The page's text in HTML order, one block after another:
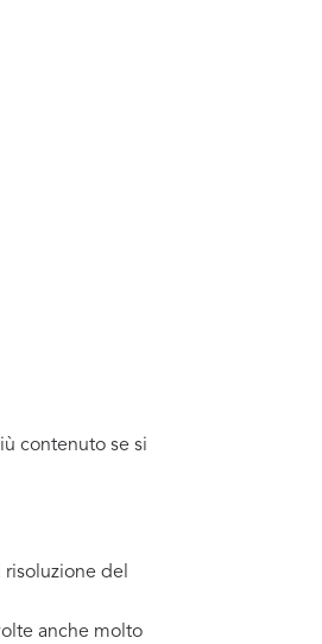
contenuto se si
del
anche molto